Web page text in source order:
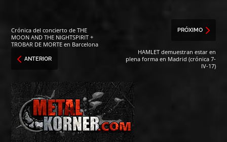
Crónica del concierto de THE
MOON AND THE NIGHTSPIRIT +
TROBAR DE MORTE en Barcelona
ANTERIOR
PRÓXIMO
HAMLET demuestran estar en
plena forma en Madrid (crónica 7-
IV-17)